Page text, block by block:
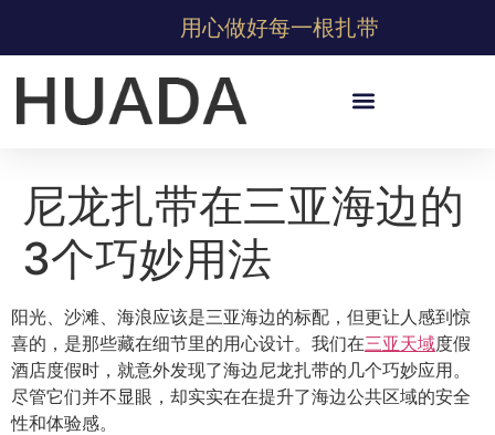
用心做好每一根扎带
尼龙扎带在三亚海边的
3个巧妙用法
阳光、沙滩、海浪应该是三亚海边的标配，但更让人感到惊
喜的，是那些藏在细节里的用心设计。我们在三亚天域度假
酒店度假时，就意外发现了海边尼龙扎带的几个巧妙应用。
尽管它们并不显眼，却实实在在提升了海边公共区域的安全
性和体验感。